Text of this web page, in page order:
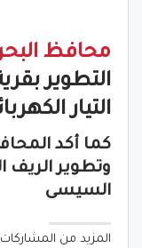
محافظ
التطوير
التيار
كما أكد
وتطوير الريف
السيسى
المزيد من المشاركات